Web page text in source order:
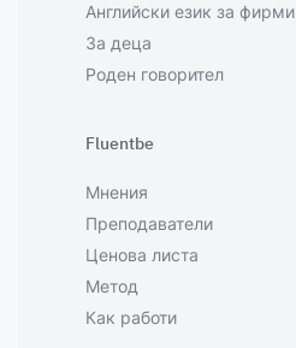
Английски език за фирми
За деца
Роден говорител
Fluentbe
Мнения
Преподаватели
Ценова листа
Метод
Как работи